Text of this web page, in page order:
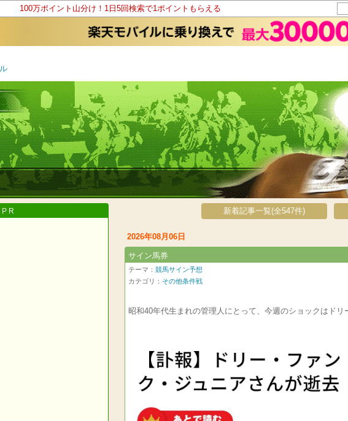
100万ポイント山分け！1日5回検索で1ポイントもらえる
PR 新着記事一覧(全547件)
2026年08月06日
サイン馬券
テーマ： 競馬サイン予想
カテゴリ： その他条件戦
昭和40年代生まれの管理人にとって、今週のショックはドリ